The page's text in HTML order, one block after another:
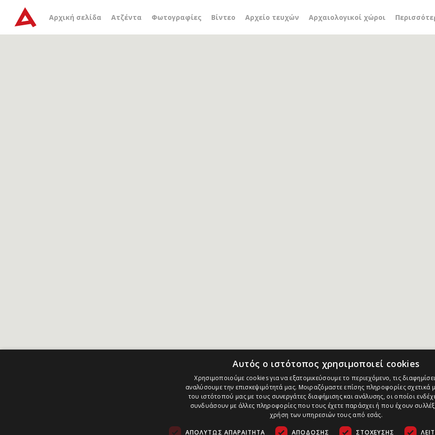
Αρχική σελίδα Ατζέντα Φωτογραφίες Βίντεο Αρχείο τευχών Αρχαιολογικοί χώροι
Αρχείο ετικέτας Clarisse Prêtre
Αυτός ο ιστότοπος χρησιμοποιεί cookies
Χρησιμοποιούμε cookies για να εξατομικεύσουμε το περιεχόμενο, τις
αναλύσουμε την επισκεψιμότητά μας. Μοιραζόμαστε επίσης πληροφορίες σχετικά
του ιστότοπού μας με τους συνεργάτες διαφήμισης και ανάλυσης, οι οποίοι
συνδυάσουν με άλλες πληροφορίες που τους έχετε παράσχει ή που έχουν
χρήση των υπηρεσιών τους από εσάς.
ΑΠΟΛΎΤΩΣ ΑΠΑΡΑΊΤΗΤΑ ΑΠΌΔΟΣΗΣ ΣΤΌΧΕΥΣΗΣ